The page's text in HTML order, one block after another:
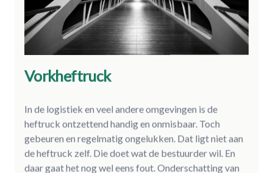
Vorkheftruck
In de logistiek en veel andere omgevingen is de
heftruck ontzettend handig en onmisbaar. Toch
gebeuren en regelmatig ongelukken. Dat ligt niet aan
de heftruck zelf. Die doet wat de bestuurder wil. En
daar gaat het nog wel eens fout. Onderschatting van